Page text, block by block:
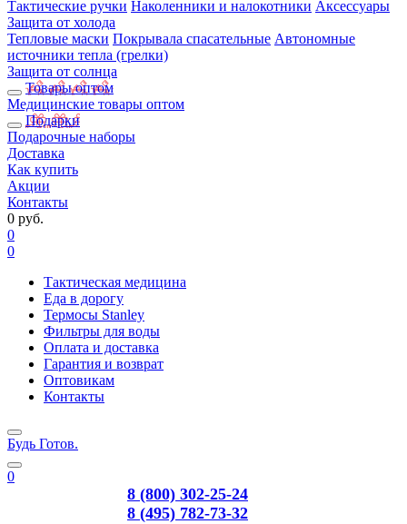
Тактические ручки Наколенники и налокотники Аксессуары
Защита от холода
Тепловые маски Покрывала спасательные Автономные
источники тепла (грелки)
Защита от солнца
Товары оптом
Медицинские товары оптом
Подарки
Подарочные наборы
Доставка
Как купить
Акции
Контакты
0 руб.
0
0
Тактическая медицина
Еда в дорогу
Термосы Stanley
Фильтры для воды
Оплата и доставка
Гарантия и возврат
Оптовикам
Контакты
Будь Готов.
0
8 (800) 302-25-24
8 (495) 782-73-32